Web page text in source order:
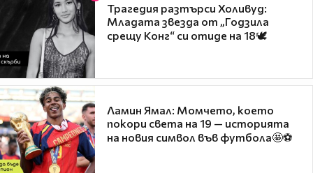
Трагедия разтърси Холивуд:
Младата звезда от „Годзила
срещу Конг“ си отиде на 18🕊️
Ламин Ямал: Момчето, което
покори света на 19 — историята
на новия символ във футбола🤩⚽